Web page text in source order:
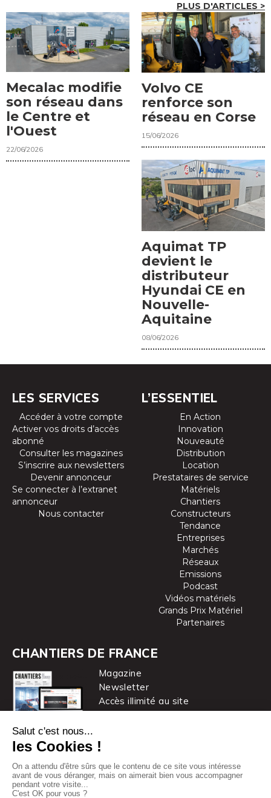
PLUS D'ARTICLES >
Mecalac modifie
son réseau dans
le Centre et
l'Ouest
22/06/2026
Volvo CE
renforce son
réseau en Corse
15/06/2026
Aquimat TP
devient le
distributeur
Hyundai CE en
Nouvelle-
Aquitaine
08/06/2026
LES SERVICES
Accéder à votre compte
Activer vos droits d’accès
abonné
Consulter les magazines
S’inscrire aux newsletters
Devenir annonceur
Se connecter à l’extranet
annonceur
Nous contacter
L’ESSENTIEL
En Action
Innovation
Nouveauté
Distribution
Location
Prestataires de service
Matériels
Chantiers
Constructeurs
Tendance
Entreprises
Marchés
Réseaux
Emissions
Podcast
Vidéos matériels
Grands Prix Matériel
Partenaires
CHANTIERS DE FRANCE
Magazine
Newsletter
Accès illimité au site
Chantiers de France est une marque